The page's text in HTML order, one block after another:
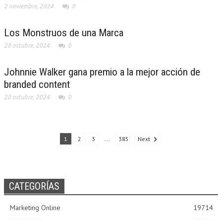
2 noviembre, 2024 0
Los Monstruos de una Marca
28 octubre, 2024 0
Johnnie Walker gana premio a la mejor acción de
branded content
28 octubre, 2024 0
1 2 3 ... 385 Next
CATEGORÍAS
Marketing Online
19714